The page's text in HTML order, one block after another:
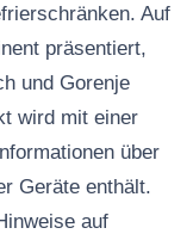
Auf
präsentiert,
und Gorenje
wird mit einer
über
Geräte enthält.
auf